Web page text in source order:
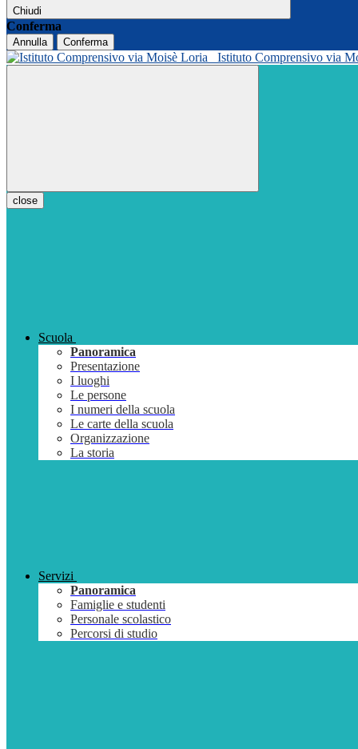
Chiudi
Conferma
Annulla Conferma
Istituto Comprensivo via
close
Scuola
Panoramica
Presentazione
I luoghi
Le persone
I numeri della scuola
Le carte della scuola
Organizzazione
La storia
Servizi
Panoramica
Famiglie e studenti
Personale scolastico
Percorsi di studio